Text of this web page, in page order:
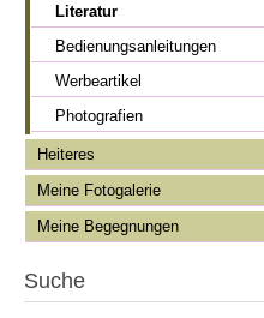
Literatur
Bedienungsanleitungen
Werbeartikel
Photografien
Heiteres
Meine Fotogalerie
Meine Begegnungen
Suche